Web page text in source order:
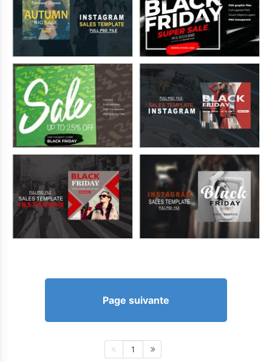
Page suivante
1